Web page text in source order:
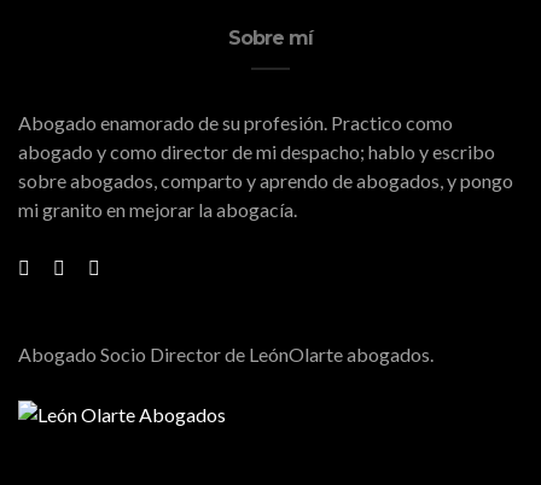
Sobre mí
Abogado enamorado de su profesión. Practico como
abogado y como director de mi despacho; hablo y escribo
sobre abogados, comparto y aprendo de abogados, y pongo
mi granito en mejorar la abogacía.
Abogado Socio Director de LeónOlarte abogados.